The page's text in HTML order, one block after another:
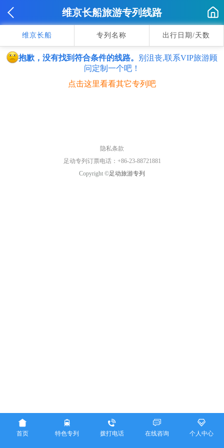
维京长船旅游专列线路
维京长船 专列名称 出行日期/天数
抱歉，没有找到符合条件的线路。 别沮丧,联系VIP旅游顾
问定制一个吧！
点击这里看看其它专列吧
隐私条款
足动专列订票电话：+86-23-88721881
Copyright ©足动旅游专列

首页

特色专列

拨打电话

在线咨询

个人中心